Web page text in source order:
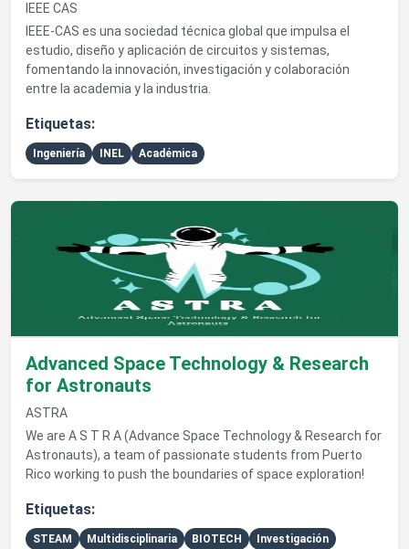
IEEE CAS
IEEE-CAS es una sociedad técnica global que impulsa el
estudio, diseño y aplicación de circuitos y sistemas,
fomentando la innovación, investigación y colaboración
entre la academia y la industria.
Etiquetas:
Ingeniería INEL Académica
Ver detalles de Advanced Space Technology & Research for
Advanced Space Technology & Research
for Astronauts
ASTRA
We are A S T R A (Advance Space Technology & Research for
Astronauts), a team of passionate students from Puerto
Rico working to push the boundaries of space exploration!
Etiquetas:
STEAM Multidisciplinaria BIOTECH Investigación